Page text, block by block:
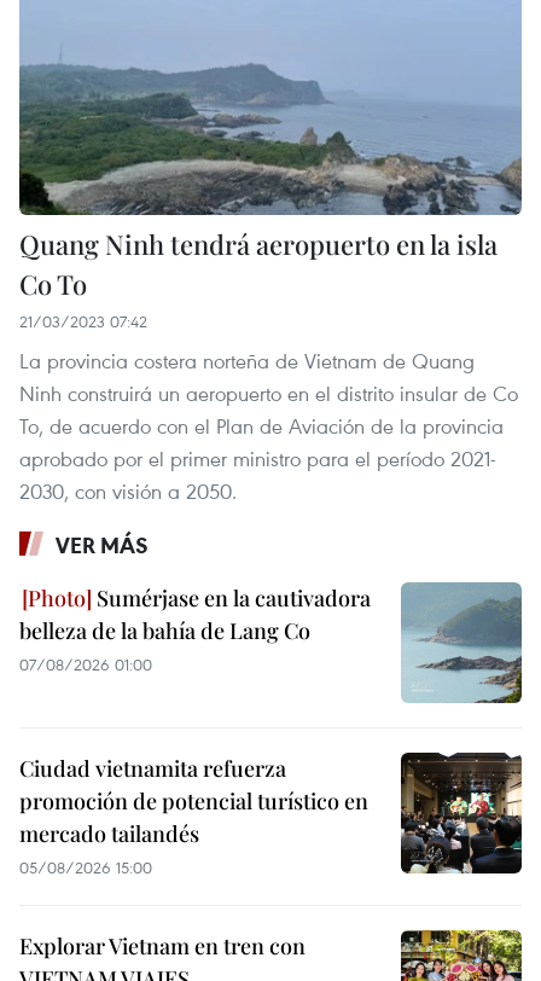
Quang Ninh tendrá aeropuerto en la isla
Co To
21/03/2023 07:42
La provincia costera norteña de Vietnam de Quang
Ninh construirá un aeropuerto en el distrito insular de Co
To, de acuerdo con el Plan de Aviación de la provincia
aprobado por el primer ministro para el período 2021-
2030, con visión a 2050.
VER MÁS
Sumérjase en la cautivadora
belleza de la bahía de Lang Co
07/08/2026 01:00
Ciudad vietnamita refuerza
promoción de potencial turístico en
mercado tailandés
05/08/2026 15:00
Explorar Vietnam en tren con